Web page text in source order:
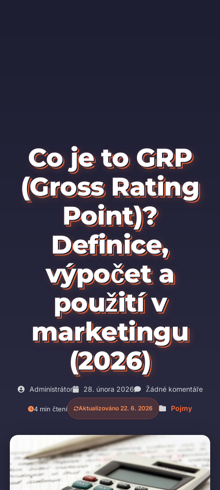
Co je to GRP
(Gross Rating
Point)?
Definice,
výpočet a
použití v
marketingu
(2026)
Administrátor 28. února 2026 Žádné komentáře
4 min čtení Aktualizováno 22. 6. 2026 Pojmy